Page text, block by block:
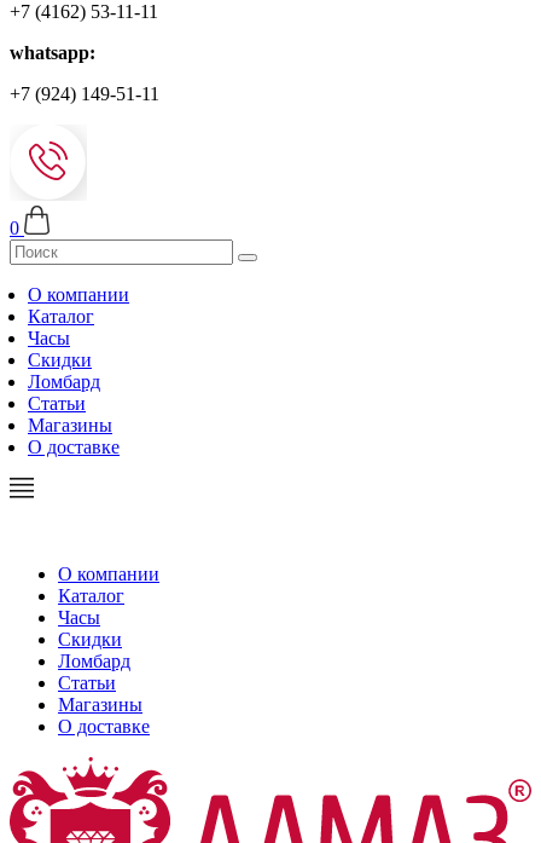
+7 (4162) 53-11-11
whatsapp:
+7 (924) 149-51-11
0
О компании
Каталог
Часы
Скидки
Ломбард
Статьи
Магазины
О доставке
О компании
Каталог
Часы
Скидки
Ломбард
Статьи
Магазины
О доставке